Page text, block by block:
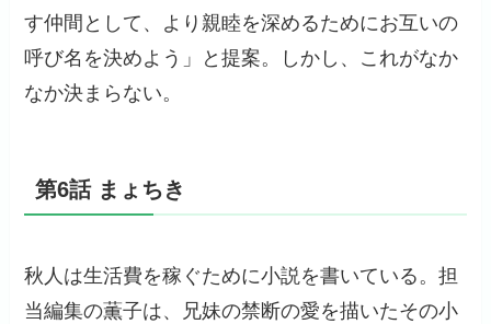
す仲間として、より親睦を深めるためにお互いの
呼び名を決めよう」と提案。しかし、これがなか
なか決まらない。
第6話 まょちき
秋人は生活費を稼ぐために小説を書いている。担
当編集の薫子は、兄妹の禁断の愛を描いたその小